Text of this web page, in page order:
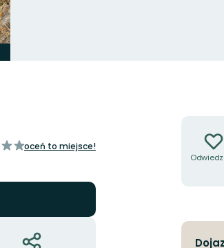
oceń to miejsce!